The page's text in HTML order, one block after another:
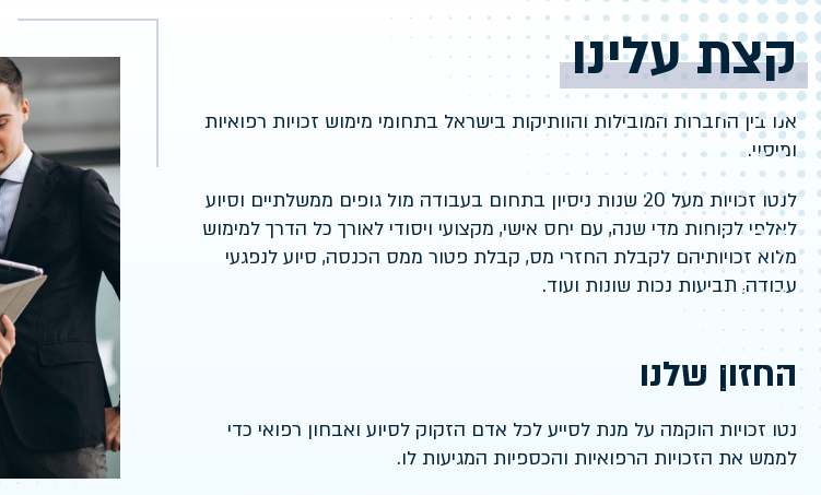
קצת עלינו
אנו בין החברות המובילות והוותיקות בישראל בתחומי מימוש זכויות רפואיות
ומיסוי.
לנטו זכויות מעל 20 שנות ניסיון בתחום בעבודה מול גופים ממשלתיים וסיוע
לאלפי לקוחות מדי שנה, עם יחס אישי, מקצועי ויסודי לאורך כל הדרך למימוש
מלוא זכויותיהם לקבלת החזרי מס, קבלת פטור ממס הכנסה, סיוע לנפגעי
עבודה, תביעות נכות שונות ועוד.
החזון שלנו
נטו זכויות הוקמה על מנת לסייע לכל אדם הזקוק לסיוע ואבחון רפואי כדי
לממש את הזכויות הרפואיות והכספיות המגיעות לו.